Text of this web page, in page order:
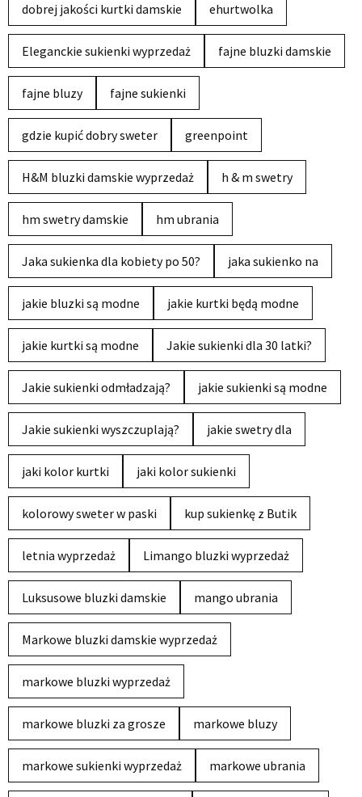
dobrej jakości kurtki damskie ehurtwolka
Eleganckie sukienki wyprzedaż fajne bluzki damskie
fajne bluzy fajne sukienki
gdzie kupić dobry sweter greenpoint
H&M bluzki damskie wyprzedaż h & m swetry
hm swetry damskie hm ubrania
Jaka sukienka dla kobiety po 50? jaka sukienko na
jakie bluzki są modne jakie kurtki będą modne
jakie kurtki są modne Jakie sukienki dla 30 latki?
Jakie sukienki odmładzają? jakie sukienki są modne
Jakie sukienki wyszczuplają? jakie swetry dla
jaki kolor kurtki jaki kolor sukienki
kolorowy sweter w paski kup sukienkę z Butik
letnia wyprzedaż Limango bluzki wyprzedaż
Luksusowe bluzki damskie mango ubrania
Markowe bluzki damskie wyprzedaż
markowe bluzki wyprzedaż
markowe bluzki za grosze markowe bluzy
markowe sukienki wyprzedaż markowe ubrania